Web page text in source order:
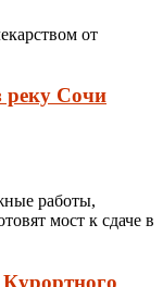
от
реку Сочи
работы,
мост к сдаче в
Курортного